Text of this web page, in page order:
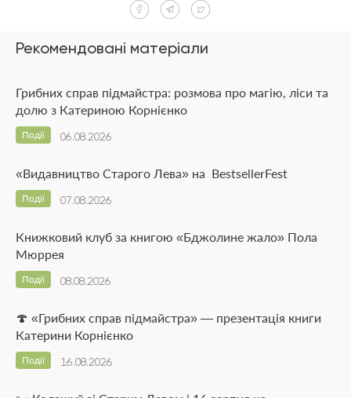
Рекомендовані матеріали
Грибних справ підмайстра: розмова про магію, ліси та
долю з Катериною Корнієнко
06.08.2026
Події
«Видавництво Старого Лева» на BestsellerFest
07.08.2026
Події
Книжковий клуб за книгою «Бджолине жало» Пола
Мюррея
08.08.2026
Події
🍄 «Грибних справ підмайстра» — презентація книги
Катерини Корнієнко
16.08.2026
Події